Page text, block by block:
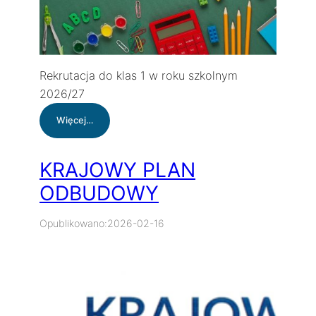
Rekrutacja do klas 1 w roku szkolnym
2026/27
Więcej…
Rekrutacja
klas
1
roku
szkolnym
KRAJOWY PLAN
ODBUDOWY
Opublikowano:2026-02-16